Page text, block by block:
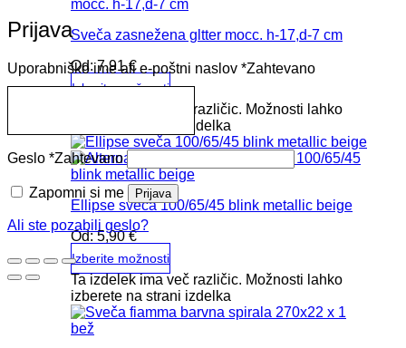
Sveča zasnežena gltter mocc. h-17,d-7 cm
Od:7,91€
Izberite možnosti
Ta izdelek ima več različic. Možnosti lahko
izberete na strani izdelka
Ellipse sveča 100/65/45 blink metallic beige
Od:5,90€
Izberite možnosti
Ta izdelek ima več različic. Možnosti lahko
izberete na strani izdelka
Prijava
Uporabniško ime ali e-poštni naslov *Zahtevano
Geslo *Zahtevano
Zapomni si me Prijava
Ali ste pozabili geslo?